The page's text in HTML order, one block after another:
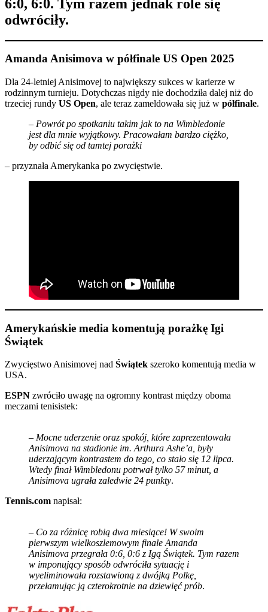
6:0, 6:0. Tym razem jednak role się
odwróciły.
Amanda Anisimova w półfinale US Open 2025
Dla 24-letniej Anisimovej to największy sukces w karierze w
rodzinnym turnieju. Dotychczas nigdy nie dochodziła dalej niż do
trzeciej rundy US Open, ale teraz zameldowała się już w półfinale.
– Powrót po spotkaniu takim jak to na Wimbledonie
jest dla mnie wyjątkowy. Pracowałam bardzo ciężko,
by odbić się od tamtej porażki
– przyznała Amerykanka po zwycięstwie.
Amerykańskie media komentują porażkę Igi
Świątek
Zwycięstwo Anisimovej nad Świątek szeroko komentują media w
USA.
ESPN zwróciło uwagę na ogromny kontrast między oboma
meczami tenisistek:
– Mocne uderzenie oraz spokój, które zaprezentowała
Anisimova na stadionie im. Arthura Ashe’a, były
uderzającym kontrastem do tego, co stało się 12 lipca.
Wtedy finał Wimbledonu potrwał tylko 57 minut, a
Anisimova ugrała zaledwie 24 punkty.
Tennis.com napisał:
– Co za różnicę robią dwa miesiące! W swoim
pierwszym wielkoszlemowym finale Amanda
Anisimova przegrała 0:6, 0:6 z Igą Świątek. Tym razem
w imponujący sposób odwróciła sytuację i
wyeliminowała rozstawioną z dwójką Polkę,
przełamując ją czterokrotnie na dziewięć prób.